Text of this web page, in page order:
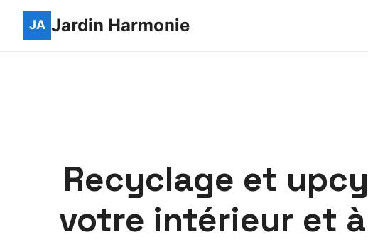
Jardin Harmonie
Recyclage et
votre intérieur et